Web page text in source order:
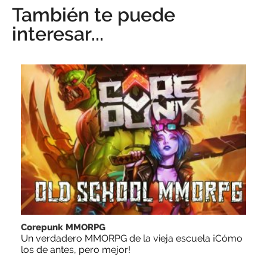
También te puede
interesar...
Corepunk MMORPG
Un verdadero MMORPG de la vieja escuela ¡Cómo
los de antes, pero mejor!